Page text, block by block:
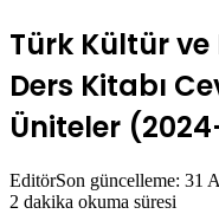
Türk Kültür
Ders Kitabı
Üniteler
EditörSon güncelleme: 31
2 dakika okuma süresi